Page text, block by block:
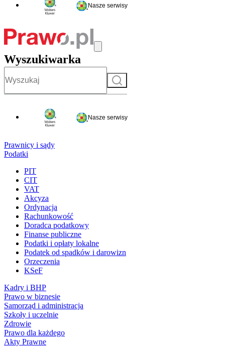
Nasze serwisy
Wyszukiwarka
Szukaj
Nasze serwisy
Prawnicy i sądy
Podatki
PIT
CIT
VAT
Akcyza
Ordynacja
Rachunkowość
Doradca podatkowy
Finanse publiczne
Podatki i opłaty lokalne
Podatek od spadków i darowizn
Orzeczenia
KSeF
Kadry i BHP
Prawo w biznesie
Samorząd i administracja
Szkoły i uczelnie
Zdrowie
Prawo dla każdego
Akty Prawne